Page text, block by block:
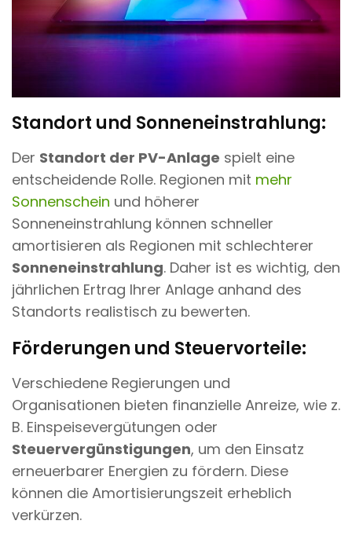
Standort und Sonneneinstrahlung:
Der Standort der PV-Anlage spielt eine
entscheidende Rolle. Regionen mit mehr
Sonnenschein und höherer
Sonneneinstrahlung können schneller
amortisieren als Regionen mit schlechterer
Sonneneinstrahlung. Daher ist es wichtig, den
jährlichen Ertrag Ihrer Anlage anhand des
Standorts realistisch zu bewerten.
Förderungen und Steuervorteile:
Verschiedene Regierungen und
Organisationen bieten finanzielle Anreize, wie z.
B. Einspeisevergütungen oder
Steuervergünstigungen, um den Einsatz
erneuerbarer Energien zu fördern. Diese
können die Amortisierungszeit erheblich
verkürzen.